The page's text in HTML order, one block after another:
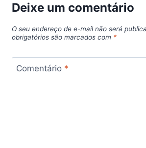
Deixe um comentário
O seu endereço de e-mail não será
obrigatórios são marcados com *
Comentário *